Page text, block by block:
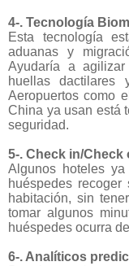
4-. Tecnología
Esta tecnología
aduanas y
Ayudaría a
huellas
Aeropuertos como
China ya usan está
seguridad.
5-. Check in/Check
Algunos hoteles
huéspedes
habitación, sin
tomar algunos
huéspedes ocurra
6-. Analíticos